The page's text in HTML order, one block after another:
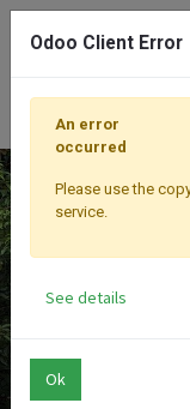
Odoo Client Error
An error
occurred
Please use the
service.
See details
Ok